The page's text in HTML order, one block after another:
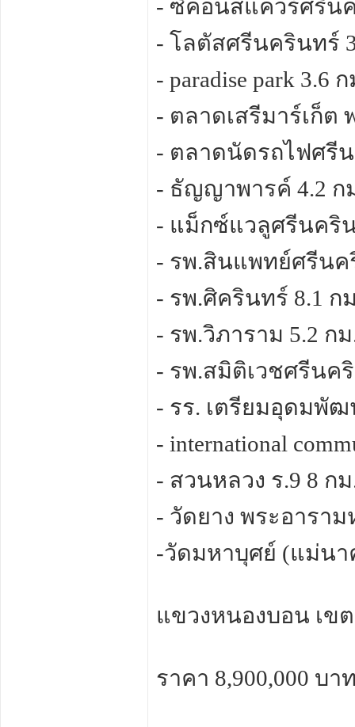
- ซีคอนสแควร์ศรีน
- โลตัสศรีนครินทร์
- paradise park 3.6
- ตลาดเสรีมาร์เก็ต
- ตลาดนัดรถไฟศรี
- ธัญญาพารค์ 4.2 ก
- แม็กซ์แวลูศรีนคริ
- รพ.สินแพทย์ศรีนค
- รพ.ศิครินทร์ 8.1 ก
- รพ.วิภาราม 5.2 ก
- รพ.สมิติเวชศรีนค
- รร. เตรียมอุดมพัฒ
- international
- สวนหลวง ร.9 8 ก
- วัดยาง พระอาราม
-วัดมหาบุศย์ (แม่นา
แขวงหนองบอน เข
ราคา 8,900,000 บา